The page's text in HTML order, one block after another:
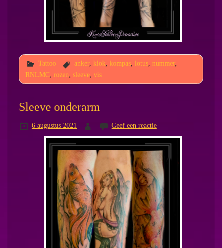
Tattoo anker, klok, kompas, lotus, nummer,
RNLMC, rozen sleeve, vis
Sleeve onderarm
6 augustus 2021 Geef een reactie